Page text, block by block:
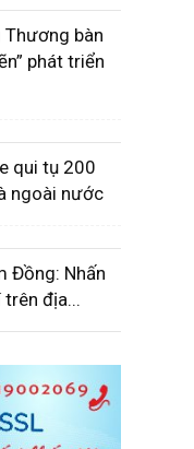
Thương bàn
phát triển
qui tụ 200
ngoài nước
Đồng: Nhấn
địa...